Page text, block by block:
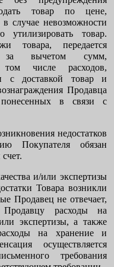
товар по цене,
случае невозможности
утилизировать товар.
товара, передается
за вычетом сумм,
числе расходов,
с доставкой товар и
Продавца
в связи с
недостатков
Покупателя обязан
и/или экспертизы
Товара возникли
Продавец не отвечает,
Продавцу расходы на
экспертизы, а также
на хранение и
осуществляется
требования